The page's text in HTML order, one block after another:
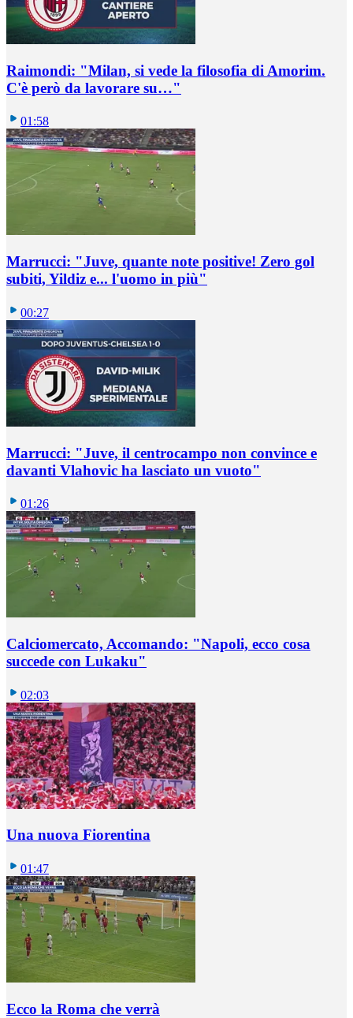
Raimondi: "Milan, si vede la filosofia di Amorim.
C'è però da lavorare su…"
01:58
Marrucci: "Juve, quante note positive! Zero gol
subiti, Yildiz e... l'uomo in più"
00:27
Marrucci: "Juve, il centrocampo non convince e
davanti Vlahovic ha lasciato un vuoto"
01:26
Calciomercato, Accomando: "Napoli, ecco cosa
succede con Lukaku"
02:03
Una nuova Fiorentina
01:47
Ecco la Roma che verrà